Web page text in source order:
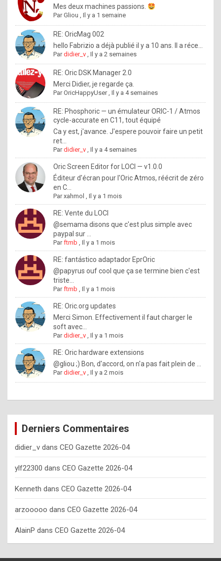
b
y
o
l
e
x
.
I
f
y
o
u
w
a
n
t
o
n
o
w
h
o
w
o
e
y
o
u
s
h
o
Mes deux machines passions.
ParGliou ,Il y a 1 semaine
RE: OricMag 002
hello Fabrizio a déjà publié il y a 10 ans. Il a réce...
Pardidier_v ,Il y a 2 semaines
RE: Oric DSK Manager 2.0
Merci Didier, je regarde ça.
ParOricHappyUser,Il y a 4 semaines
RE: Phosphoric — un émulateur ORIC-1 / Atmos
cycle-accurate en C11, tout équipé
Ca y est, j'avance. J'espere pouvoir faire un petit
ret...
Pardidier_v ,Il y a 4 semaines
Oric Screen Editor for LOCI — v1.0.0
Éditeur d'écran pour l'Oric Atmos, réécrit de zéro
en C...
Parxahmol ,Il y a 1 mois
RE: Vente du LOCI
@semama disons que c'est plus simple avec
paypal sur ...
Parftmb ,Il y a 1 mois
RE: fantástico adaptador EprOric
@papyrus ouf cool que ça se termine bien c'est
triste...
Parftmb ,Il y a 1 mois
RE: Oric.org updates
Merci Simon. Effectivement il faut charger le
soft avec...
Pardidier_v ,Il y a 1 mois
RE: Oric hardware extensions
@gliou ;) Bon, d'accord, on n'a pas fait plein de ...
Pardidier_v ,Il y a 2 mois
Derniers Commentaires
didier_v dans CEO Gazette 2026-04
ylf22300 dans CEO Gazette 2026-04
Kenneth dans CEO Gazette 2026-04
arzooooo dans CEO Gazette 2026-04
AlainP dans CEO Gazette 2026-04